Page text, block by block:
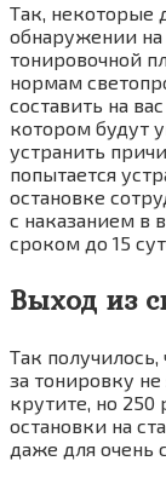
Так, некоторые
обнаружении
тонировочной
нормам
составить на
котором будут
устранить
попытается
остановке
с наказанием в
сроком до 15
Выход из
Так
за тонировку
крутите, но 250
остановки на
даже для очень